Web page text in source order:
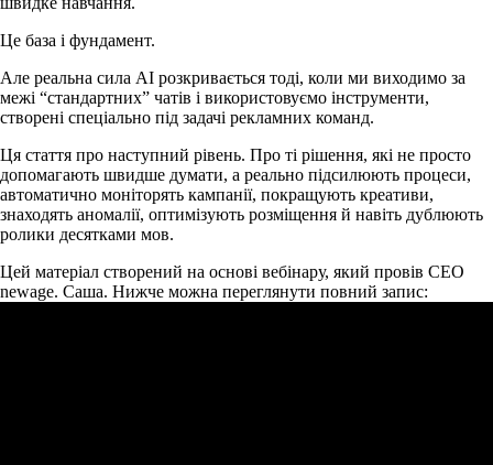
Це база і фундамент.
Але реальна сила AI розкривається тоді, коли ми виходимо за
межі “стандартних” чатів і використовуємо інструменти,
створені спеціально під задачі рекламних команд.
Ця стаття про наступний рівень. Про ті рішення, які не просто
допомагають швидше думати, а реально підсилюють процеси,
автоматично моніторять кампанії, покращують креативи,
знаходять аномалії, оптимізують розміщення й навіть дублюють
ролики десятками мов.
Цей матеріал створений на основі вебінару, який провів CEO
newage. Саша. Нижче можна переглянути повний запис: